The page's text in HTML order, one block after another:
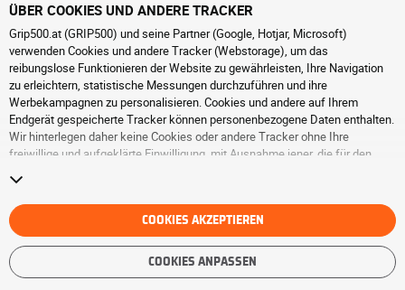
ÜBER COOKIES UND ANDERE TRACKER
Grip500.at (GRIP500) und seine Partner (Google, Hotjar, Microsoft)
verwenden Cookies und andere Tracker (Webstorage), um das
reibungslose Funktionieren der Website zu gewährleisten, Ihre Navigation
zu erleichtern, statistische Messungen durchzuführen und ihre
Werbekampagnen zu personalisieren. Cookies und andere auf Ihrem
Endgerät gespeicherte Tracker können personenbezogene Daten enthalten.
Wir hinterlegen daher keine Cookies oder andere Tracker ohne Ihre
freiwillige und aufgeklärte Einwilligung, mit Ausnahme jener, die für den
einen Zeitraum von 6 Monaten. Sie können Ihre Einwilligung jederzeit
widerrufen, indem Sie die WebseiteCookies und andere Trackerbesuchen.
Sie haben die Möglichkeit, Ihre Navigation fortzusetzen, ohne die
Hinterlegung von Cookies oder anderen Trackern zu akzeptieren. Die
Ablehnung hat keinen Einfluss auf Ihren Zugriff zu den angebotenen
Dienstleistungen GRIP500. Weitere Informationen finden Sie auf der
COOKIES AKZEPTIEREN
COOKIES ANPASSEN